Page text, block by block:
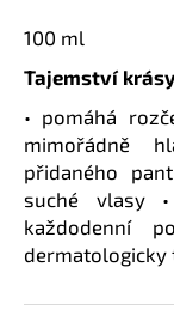
100 ml
Tajemství
• pomáhá
mimořádně
přidaného
suché vlasy
každodenní
dermatologicky
D
o
p
o
u